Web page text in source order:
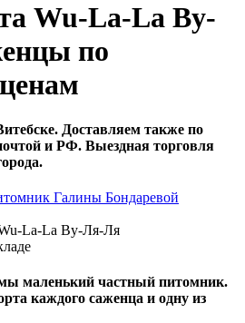
Wu-La-La Ву-
по
Доставляем также по
и РФ. Выездная торговля
Галины Бондаревой
La-La Ву-Ля-Ля
маленький частный питомник.
каждого саженца и одну из